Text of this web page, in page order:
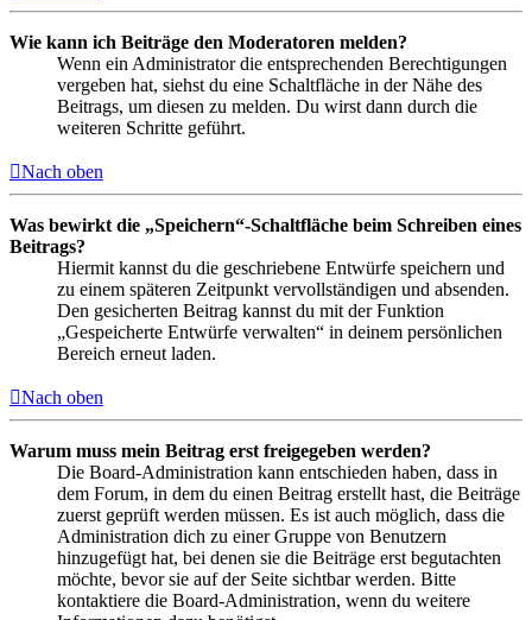
Wie kann ich Beiträge den Moderatoren melden?
Wenn ein Administrator die entsprechenden Berechtigungen
vergeben hat, siehst du eine Schaltfläche in der Nähe des
Beitrags, um diesen zu melden. Du wirst dann durch die
weiteren Schritte geführt.
Nach oben
Was bewirkt die „Speichern“-Schaltfläche beim Schreiben eines
Beitrags?
Hiermit kannst du die geschriebene Entwürfe speichern und
zu einem späteren Zeitpunkt vervollständigen und absenden.
Den gesicherten Beitrag kannst du mit der Funktion
„Gespeicherte Entwürfe verwalten“ in deinem persönlichen
Bereich erneut laden.
Nach oben
Warum muss mein Beitrag erst freigegeben werden?
Die Board-Administration kann entschieden haben, dass in
dem Forum, in dem du einen Beitrag erstellt hast, die Beiträge
zuerst geprüft werden müssen. Es ist auch möglich, dass die
Administration dich zu einer Gruppe von Benutzern
hinzugefügt hat, bei denen sie die Beiträge erst begutachten
möchte, bevor sie auf der Seite sichtbar werden. Bitte
kontaktiere die Board-Administration, wenn du weitere